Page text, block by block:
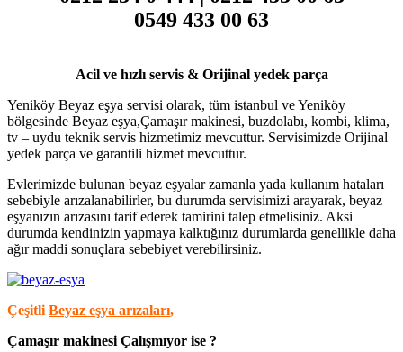
0549 433 00 63
Acil ve hızlı servis & Orijinal yedek parça
Yeniköy Beyaz eşya servisi olarak, tüm istanbul ve Yeniköy
bölgesinde Beyaz eşya,Çamaşır makinesi, buzdolabı, kombi, klima,
tv – uydu teknik servis hizmetimiz mevcuttur. Servisimizde Orijinal
yedek parça ve garantili hizmet mevcuttur.
Evlerimizde bulunan beyaz eşyalar zamanla yada kullanım hataları
sebebiyle arızalanabilirler, bu durumda servisimizi arayarak, beyaz
eşyanızın arızasını tarif ederek tamirini talep etmelisiniz. Aksi
durumda kendinizin yapmaya kalktığınız durumlarda genellikle daha
ağır maddi sonuçlara sebebiyet verebilirsiniz.
Çeşitli Beyaz eşya arızaları,
Çamaşır makinesi Çalışmıyor ise ?